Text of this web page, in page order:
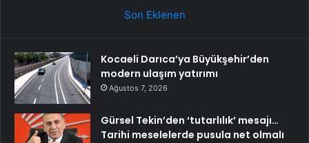
Son Eklenen
Kocaeli Darıca’ya Büyükşehir’den
modern ulaşım yatırımı
Ağustos 7, 2026
Gürsel Tekin’den ‘tutarlılık’ mesajı…
Tarihi meselelerde pusula net olmalı